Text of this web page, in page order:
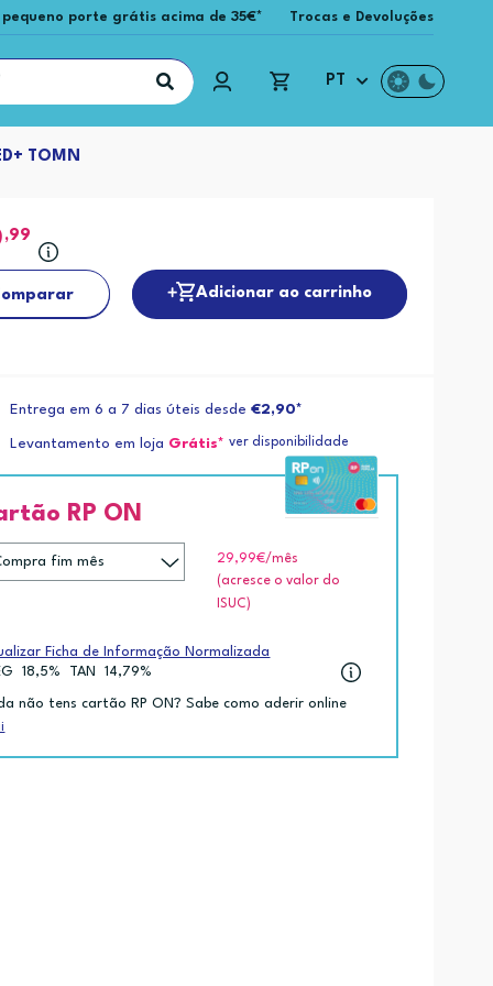
porte grátis acima de 35€* Trocas e Devoluções
PT
TOMN
,99
Adicionar ao carrinho
Entrega em 6 a 7 dias úteis desde€2,90*
Levantamento em loja Grátis* ver disponibilidade
RP ON
29,99€/mês
(acresce o valor do
ISUC)
Ficha de Informação Normalizada
18,5% TAN 14,79%
não tens cartão RP ON? Sabe como aderir online